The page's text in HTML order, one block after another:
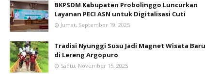
BKPSDM Kabupaten Probolinggo Luncurkan
Layanan PECI ASN untuk Digitalisasi Cuti
Jumat, September 19, 2025
Tradisi Nyunggi Susu Jadi Magnet Wisata Baru
di Lereng Argopuro
Sabtu, November 15, 2025